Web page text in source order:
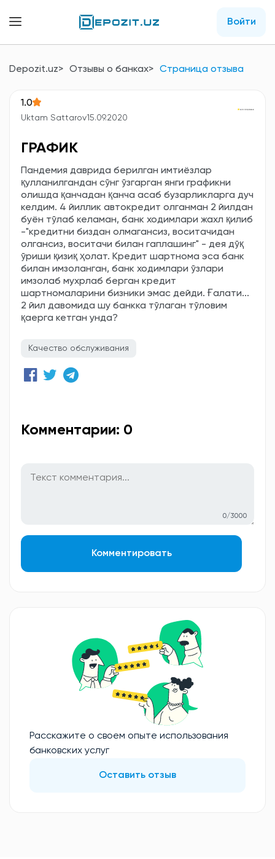
Войти
Depozit.uz Отзывы о банках Страница отзыва
1.0
Uktam Sattarov15.09.2020
ГРАФИК
Пандемия даврида берилган имтиёзлар
қулланилгандан сўнг ўзгарган янги графикни
олишда қанчадан қанча асаб бузарликларга дуч
келдим. 4 йиллик автокредит олганман 2 йилдан
буён тўлаб келаман, банк ходимлари жахл қилиб
-"кредитни биздан олмагансиз, воситачидан
олгансиз, воситачи билан гаплашинг" - дея дўқ
ўриши қизиқ ҳолат. Кредит шартнома эса банк
билан имзоланган, банк ходимлари ўзлари
имзолаб мухрлаб берган кредит
шартномаларини бизники эмас дейди. Ғалати...
2 йил давомида шу банкка тўлаган тўловим
қаерга кетган унда?
Качество обслуживания
Комментарии: 0
0/3000
Комментировать
Расскажите о своем опыте использования
банковских услуг
Оставить отзыв